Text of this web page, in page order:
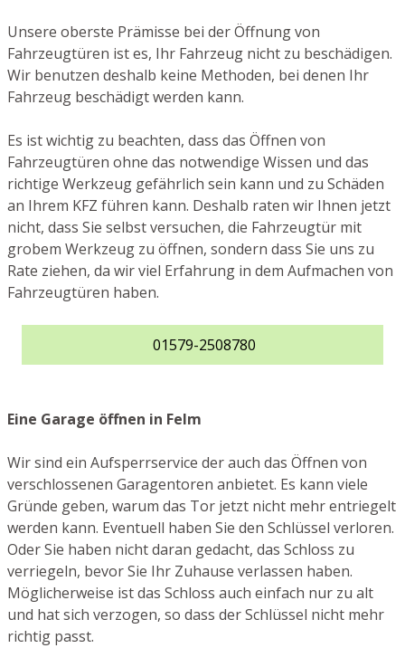
Unsere oberste Prämisse bei der Öffnung von
Fahrzeugtüren ist es, Ihr Fahrzeug nicht zu beschädigen.
Wir benutzen deshalb keine Methoden, bei denen Ihr
Fahrzeug beschädigt werden kann.
Es ist wichtig zu beachten, dass das Öffnen von
Fahrzeugtüren ohne das notwendige Wissen und das
richtige Werkzeug gefährlich sein kann und zu Schäden
an Ihrem KFZ führen kann. Deshalb raten wir Ihnen jetzt
nicht, dass Sie selbst versuchen, die Fahrzeugtür mit
grobem Werkzeug zu öffnen, sondern dass Sie uns zu
Rate ziehen, da wir viel Erfahrung in dem Aufmachen von
Fahrzeugtüren haben.
01579-2508780
Eine Garage öffnen in Felm
Wir sind ein Aufsperrservice der auch das Öffnen von
verschlossenen Garagentoren anbietet. Es kann viele
Gründe geben, warum das Tor jetzt nicht mehr entriegelt
werden kann. Eventuell haben Sie den Schlüssel verloren.
Oder Sie haben nicht daran gedacht, das Schloss zu
verriegeln, bevor Sie Ihr Zuhause verlassen haben.
Möglicherweise ist das Schloss auch einfach nur zu alt
und hat sich verzogen, so dass der Schlüssel nicht mehr
richtig passt.